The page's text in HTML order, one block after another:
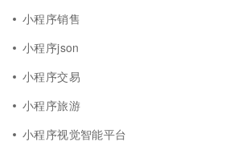
小程序销售
小程序json
小程序交易
小程序旅游
小程序视觉智能平台